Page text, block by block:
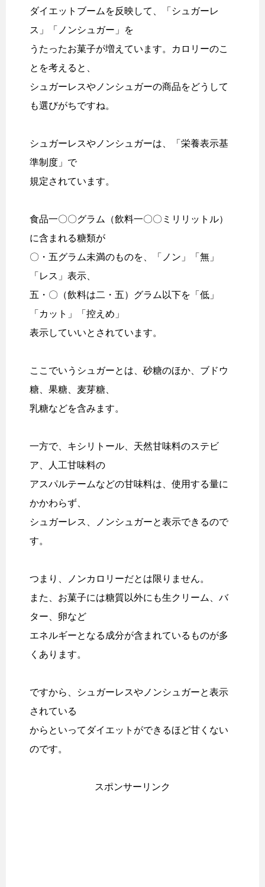
ダイエットブームを反映して、「シュガーレ
ス」「ノンシュガー」を
うたったお菓子が増えています。カロリーのこ
とを考えると、
シュガーレスやノンシュガーの商品をどうして
も選びがちですね。
シュガーレスやノンシュガーは、「栄養表示基
準制度」で
規定されています。
食品一〇〇グラム（飲料一〇〇ミリリットル）
に含まれる糖類が
〇・五グラム未満のものを、「ノン」「無」
「レス」表示、
五・〇（飲料は二・五）グラム以下を「低」
「カット」「控えめ」
表示していいとされています。
ここでいうシュガーとは、砂糖のほか、ブドウ
糖、果糖、麦芽糖、
乳糖などを含みます。
一方で、キシリトール、天然甘味料のステビ
ア、人工甘味料の
アスパルテームなどの甘味料は、使用する量に
かかわらず、
シュガーレス、ノンシュガーと表示できるので
す。
つまり、ノンカロリーだとは限りません。
また、お菓子には糖質以外にも生クリーム、バ
ター、卵など
エネルギーとなる成分が含まれているものが多
くあります。
ですから、シュガーレスやノンシュガーと表示
されている
からといってダイエットができるほど甘くない
のです。
スポンサーリンク